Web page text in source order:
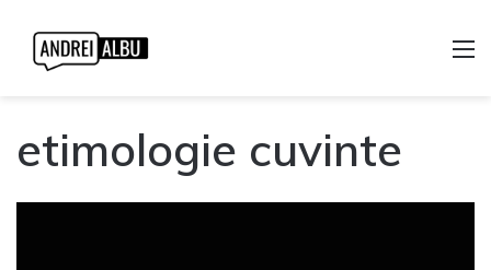
etimologie cuvinte